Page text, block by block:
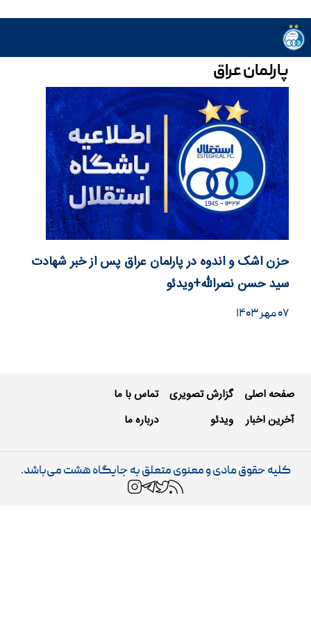
پارلمان عراق
حزن اشک و اندوه در پارلمان عراق پس از خبر شهادت
سید حسن نصرالله+ویدئو
۰۷ مهر ۱۴۰۳
صفحه اصلی
آخرین اخبار
گزارش تصویری
ویدئو
تماس با ما
درباره ما
کلیه حقوق مادی و معنوی متعلق به جایگاه هشت می‌باشد.